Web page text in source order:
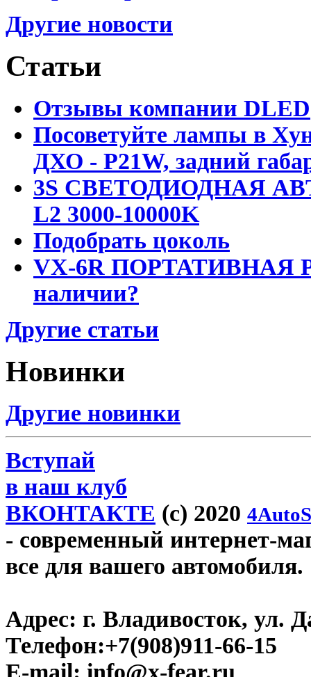
Другие новости
Статьи
Отзывы компании DLED
Посоветуйте лампы в
ДХО - P21W, задний
3S СВЕТОДИОДНАЯ
L2 3000-10000K
Подобрать цоколь
VX-6R ПОРТАТИВНАЯ
наличии?
Другие статьи
Новинки
Другие новинки
Вступай
в наш клуб
ВКОНТАКТЕ (c) 2020
- современный интернет-
все для вашего автомобиля.
Адрес: г. Владивосток, ул.
Телефон:+7(908)911-66-15